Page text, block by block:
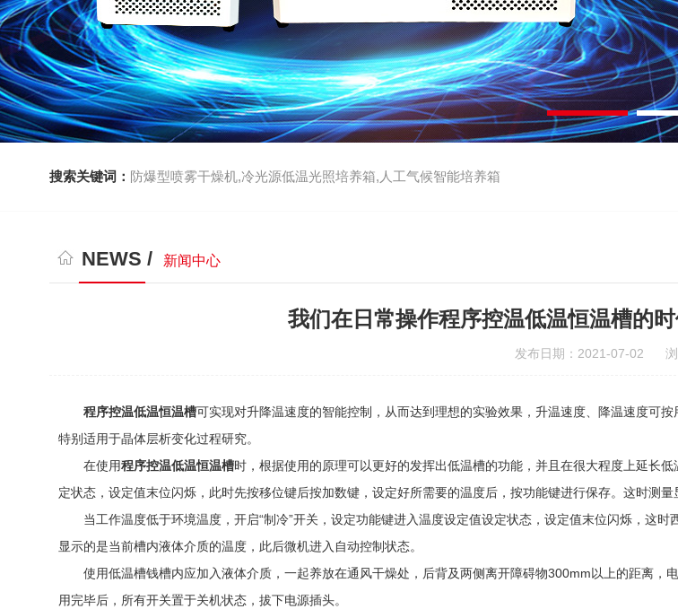
搜索关键词： 防爆型喷雾干燥机,冷光源低温光照培养箱,人工气候智能培养箱
NEWS / 新闻中心
我们在日常操作程序控温低温恒温槽的
发布日期：2021-07-02 浏
程序控温低温恒温槽可实现对升降温速度的智能控制，从而达到理想的实验效果，升温速度、降温速度可
特别适用于晶体层析变化过程研究。
在使用程序控温低温恒温槽时，根据使用的原理可以更好的发挥出低温槽的功能，并且在很大程度上延长
定状态，设定值末位闪烁，此时先按移位键后按加数键，设定好所需要的温度后，按功能键进行保存。这时测
当工作温度低于环境温度，开启“制冷”开关，设定功能键进入温度设定值设定状态，设定值末位闪烁，这
显示的是当前槽内液体介质的温度，此后微机进入自动控制状态。
使用低温槽钱槽内应加入液体介质，一起养放在通风干燥处，后背及两侧离开障碍物300mm以上的距离，
用完毕后，所有开关置于关机状态，拔下电源插头。